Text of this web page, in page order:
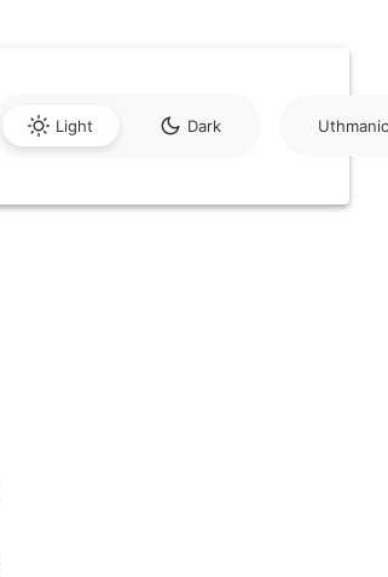
Light Dark Uthmanic